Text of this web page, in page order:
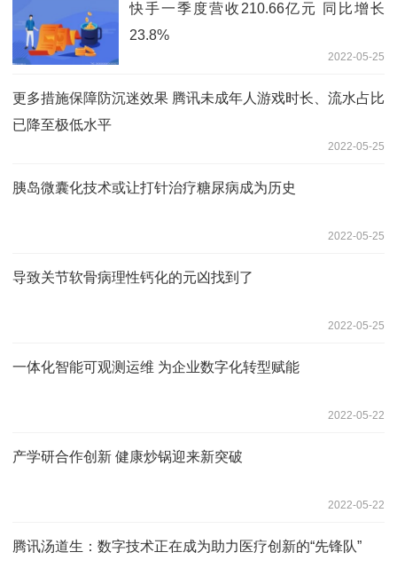
快手一季度营收210.66亿元 同比增长
23.8%
2022-05-25
更多措施保障防沉迷效果 腾讯未成年人游戏时长、流水占比
已降至极低水平
2022-05-25
胰岛微囊化技术或让打针治疗糖尿病成为历史
2022-05-25
导致关节软骨病理性钙化的元凶找到了
2022-05-25
一体化智能可观测运维 为企业数字化转型赋能
2022-05-22
产学研合作创新 健康炒锅迎来新突破
2022-05-22
腾讯汤道生：数字技术正在成为助力医疗创新的“先锋队”